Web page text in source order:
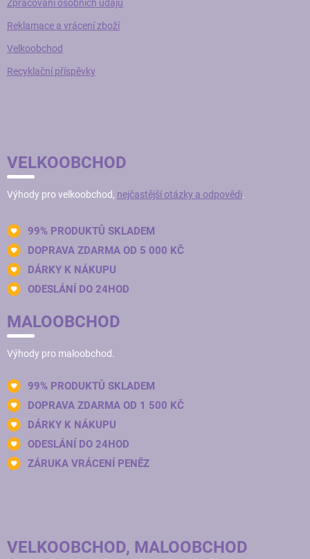
Zpracování osobních údajů
Reklamace a vrácení zboží
Velkoobchod
Recyklační příspěvky
VELKOOBCHOD
Výhody pro velkoobchod, nejčastější otázky a odpovědi.
99% PRODUKTŮ SKLADEM
DOPRAVA ZDARMA OD 5 000 KČ
DÁRKY K NÁKUPU
ODESLÁNÍ DO 24HOD
MALOOBCHOD
Výhody pro maloobchod.
99% PRODUKTŮ SKLADEM
DOPRAVA ZDARMA OD 1 500 KČ
DÁRKY K NÁKUPU
ODESLÁNÍ DO 24HOD
ZÁRUKA VRÁCENÍ PENĚZ
VELKOOBCHOD, MALOOBCHOD